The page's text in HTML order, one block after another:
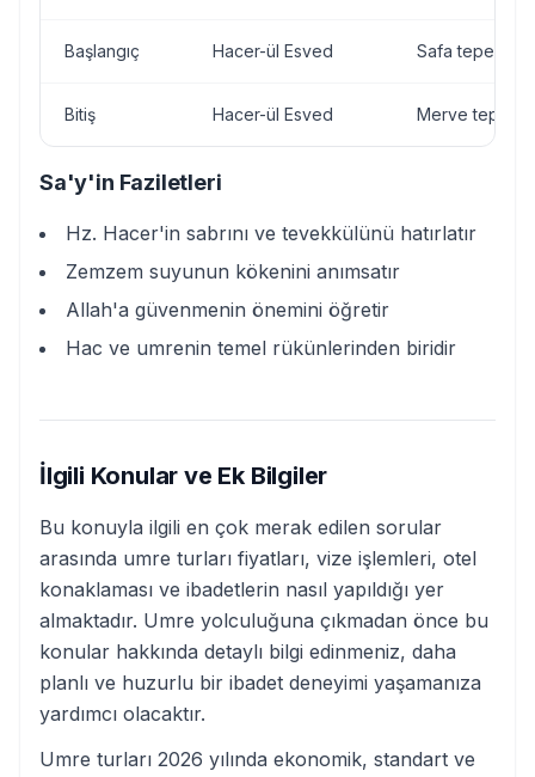
Başlangıç Hacer-ül Esved Safa tepesi
Bitiş Hacer-ül Esved Merve tepesi
Sa'y'in Faziletleri
Hz. Hacer'in sabrını ve tevekkülünü hatırlatır
Zemzem suyunun kökenini anımsatır
Allah'a güvenmenin önemini öğretir
Hac ve umrenin temel rükünlerinden biridir
İlgili Konular ve Ek Bilgiler
Bu konuyla ilgili en çok merak edilen sorular
arasında umre turları fiyatları, vize işlemleri, otel
konaklaması ve ibadetlerin nasıl yapıldığı yer
almaktadır. Umre yolculuğuna çıkmadan önce bu
konular hakkında detaylı bilgi edinmeniz, daha
planlı ve huzurlu bir ibadet deneyimi yaşamanıza
yardımcı olacaktır.
Umre turları 2026 yılında ekonomik, standart ve